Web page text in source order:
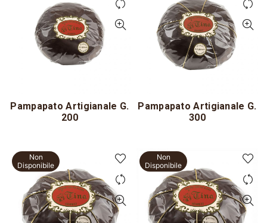
Pampapato Artigianale G.
200
Pampapato Artigianale G.
300
Non
Disponibile
Non
Disponibile